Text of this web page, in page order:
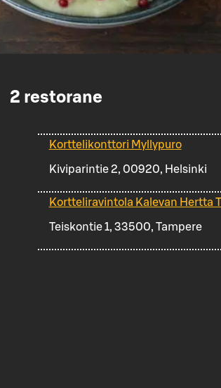
2 restorane
Korttelikonttori Myllypuro
Kiviparintie 2, 00920, Helsinki
Kortteliravintola Kalevan Hertta
Teiskontie 1, 33500, Tampere